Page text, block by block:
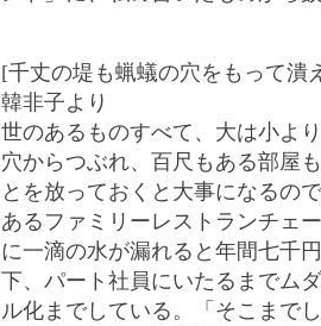
[千丈の堤も蝋蟻の穴をもって潰
韓非子より
世のあるものすべて、大は小よ
穴からつぶれ、百尺もある部屋
とを放っておくと大事になるの
あるファミリーレストランチェ
に一滴の水が漏れると年間七千
下、パート社員にいたるまでム
ル化までしている。「そこまで